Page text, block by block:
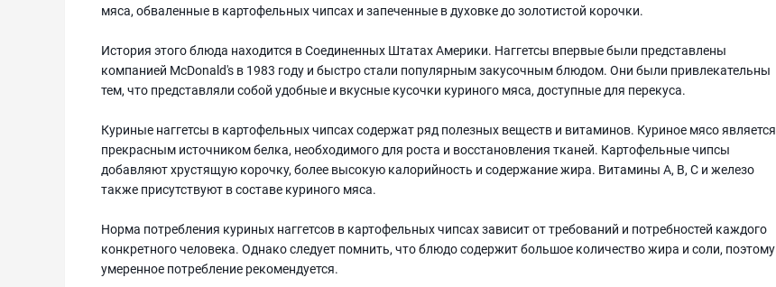
мяса, обваленные в картофельных чипсах и запеченные в духовке до золотистой корочки.
История этого блюда находится в Соединенных Штатах Америки. Наггетсы впервые были представлены
компанией McDonald's в 1983 году и быстро стали популярным закусочным блюдом. Они были привлекательны
тем, что представляли собой удобные и вкусные кусочки куриного мяса, доступные для перекуса.
Куриные наггетсы в картофельных чипсах содержат ряд полезных веществ и витаминов. Куриное мясо является
прекрасным источником белка, необходимого для роста и восстановления тканей. Картофельные чипсы
добавляют хрустящую корочку, более высокую калорийность и содержание жира. Витамины A, B, C и железо
также присутствуют в составе куриного мяса.
Норма потребления куриных наггетсов в картофельных чипсах зависит от требований и потребностей каждого
конкретного человека. Однако следует помнить, что блюдо содержит большое количество жира и соли, поэтому
умеренное потребление рекомендуется.